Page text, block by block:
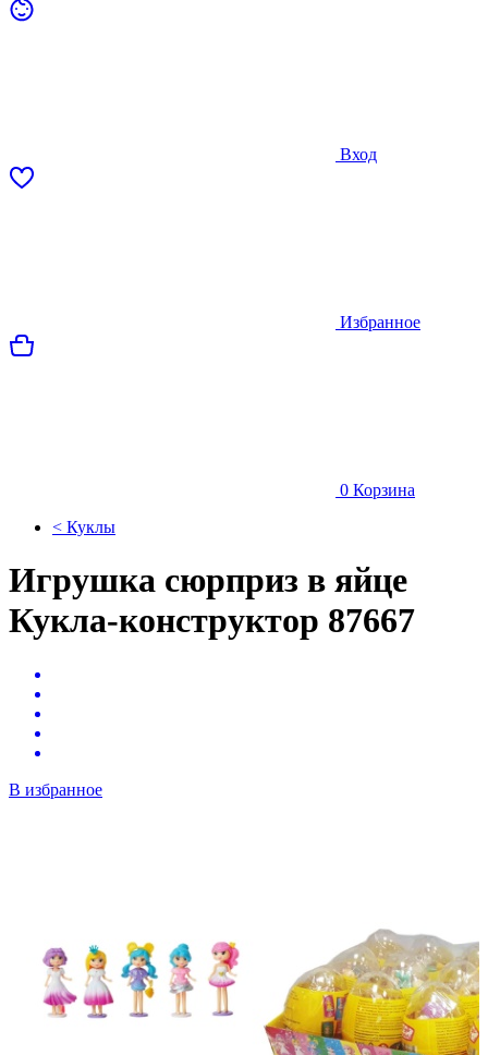
Вход
Избранное
0 Корзина
< Куклы
Игрушка сюрприз в яйце
Кукла-конструктор 87667
В избранное